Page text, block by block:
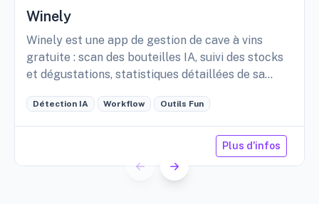
Winely
Winely est une app de gestion de cave à vins
gratuite : scan des bouteilles IA, suivi des stocks
et dégustations, statistiques détaillées de sa
Détection IA Workflow Outils Fun
Plus d'infos